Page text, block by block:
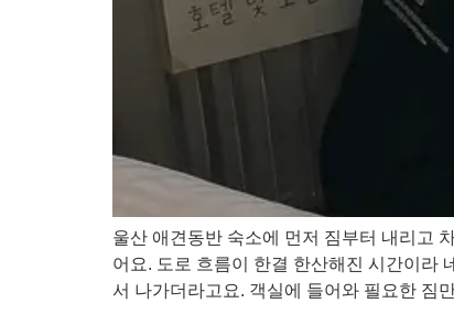
울산 애견동반 숙소에 먼저 짐부터 내리고
어요. 도로 흐름이 한결 한산해진 시간이라
서 나가더라고요. 객실에 들어와 필요한 짐